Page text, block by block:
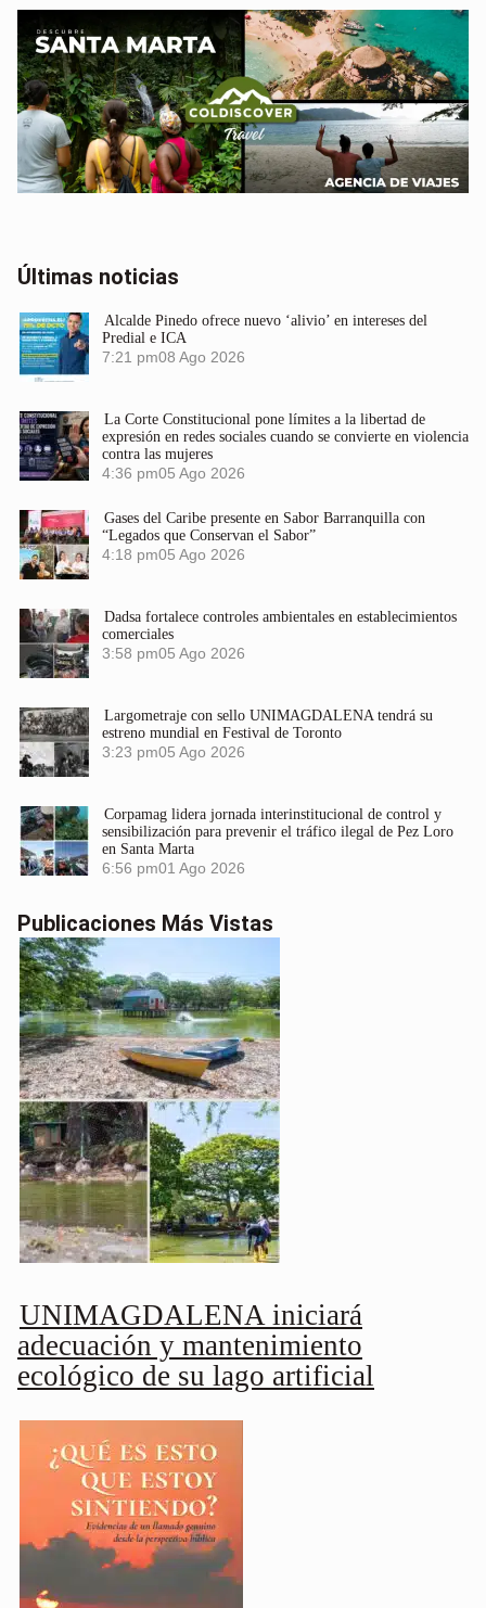
Últimas noticias
Alcalde Pinedo ofrece nuevo ‘alivio’ en intereses del
Predial e ICA
7:21 pm08 Ago 2026
La Corte Constitucional pone límites a la libertad de
expresión en redes sociales cuando se convierte en violencia
contra las mujeres
4:36 pm05 Ago 2026
Gases del Caribe presente en Sabor Barranquilla con
“Legados que Conservan el Sabor”
4:18 pm05 Ago 2026
Dadsa fortalece controles ambientales en establecimientos
comerciales
3:58 pm05 Ago 2026
Largometraje con sello UNIMAGDALENA tendrá su
estreno mundial en Festival de Toronto
3:23 pm05 Ago 2026
Corpamag lidera jornada interinstitucional de control y
sensibilización para prevenir el tráfico ilegal de Pez Loro
en Santa Marta
6:56 pm01 Ago 2026
Publicaciones Más Vistas
UNIMAGDALENA iniciará
adecuación y mantenimiento
ecológico de su lago artificial